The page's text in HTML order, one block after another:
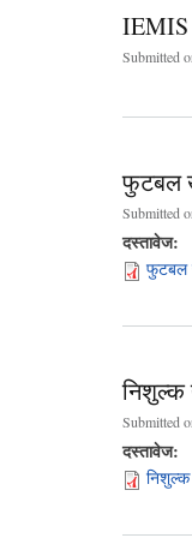
IEMIS
Submitted
फुटबल
Submitted
दस्तावेज:
फुटबल
निशुल्क
Submitted
दस्तावेज:
निशुल्क